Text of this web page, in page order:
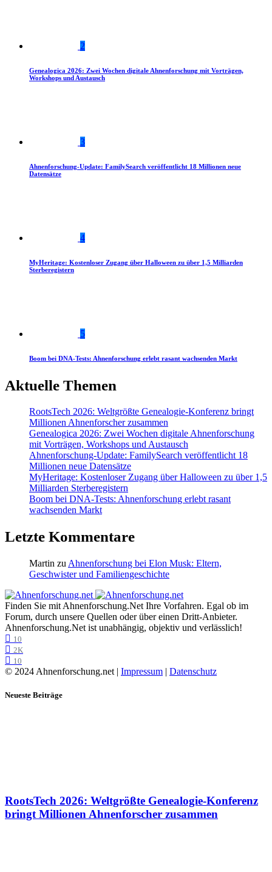
2
Genealogica 2026: Zwei Wochen digitale Ahnenforschung mit Vorträgen,
Workshops und Austausch
3
Ahnenforschung-Update: FamilySearch veröffentlicht 18 Millionen neue
Datensätze
4
MyHeritage: Kostenloser Zugang über Halloween zu über 1,5 Milliarden
Sterberegistern
5
Boom bei DNA-Tests: Ahnenforschung erlebt rasant wachsenden Markt
Aktuelle Themen
RootsTech 2026: Weltgrößte Genealogie-Konferenz bringt
Millionen Ahnenforscher zusammen
Genealogica 2026: Zwei Wochen digitale Ahnenforschung
mit Vorträgen, Workshops und Austausch
Ahnenforschung-Update: FamilySearch veröffentlicht 18
Millionen neue Datensätze
MyHeritage: Kostenloser Zugang über Halloween zu über 1,5
Milliarden Sterberegistern
Boom bei DNA-Tests: Ahnenforschung erlebt rasant
wachsenden Markt
Letzte Kommentare
Martin zu Ahnenforschung bei Elon Musk: Eltern,
Geschwister und Familiengeschichte
Finden Sie mit Ahnenforschung.Net Ihre Vorfahren. Egal ob im
Forum, durch unsere Quellen oder über einen Dritt-Anbieter.
Ahnenforschung.Net ist unabhängig, objektiv und verlässlich!
10
2K
10
© 2024 Ahnenforschung.net | Impressum | Datenschutz
Neueste Beiträge
RootsTech 2026: Weltgrößte Genealogie-Konferenz
bringt Millionen Ahnenforscher zusammen